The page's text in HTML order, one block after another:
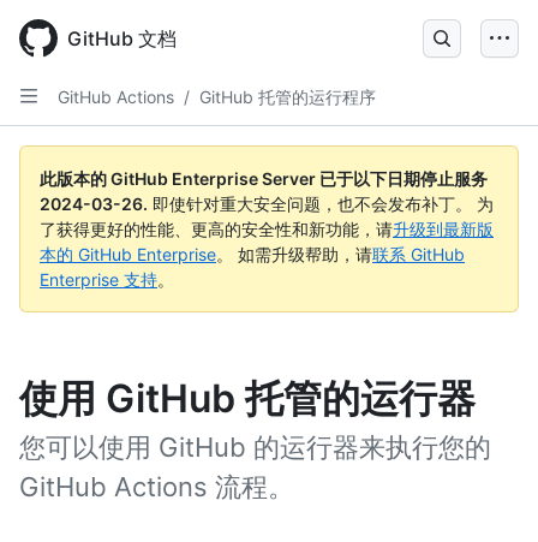
main
content
GitHub 文档
GitHub Actions / GitHub 托管的运行程序
此版本的 GitHub Enterprise Server 已于以下日期停止服务
2024-03-26. 即使针对重大安全问题，也不会发布补丁。 为
了获得更好的性能、更高的安全性和新功能，请升级到最新版
本的 GitHub Enterprise。 如需升级帮助，请联系 GitHub
Enterprise 支持。
使用 GitHub 托管的运行器
您可以使用 GitHub 的运行器来执行您的
GitHub Actions 流程。